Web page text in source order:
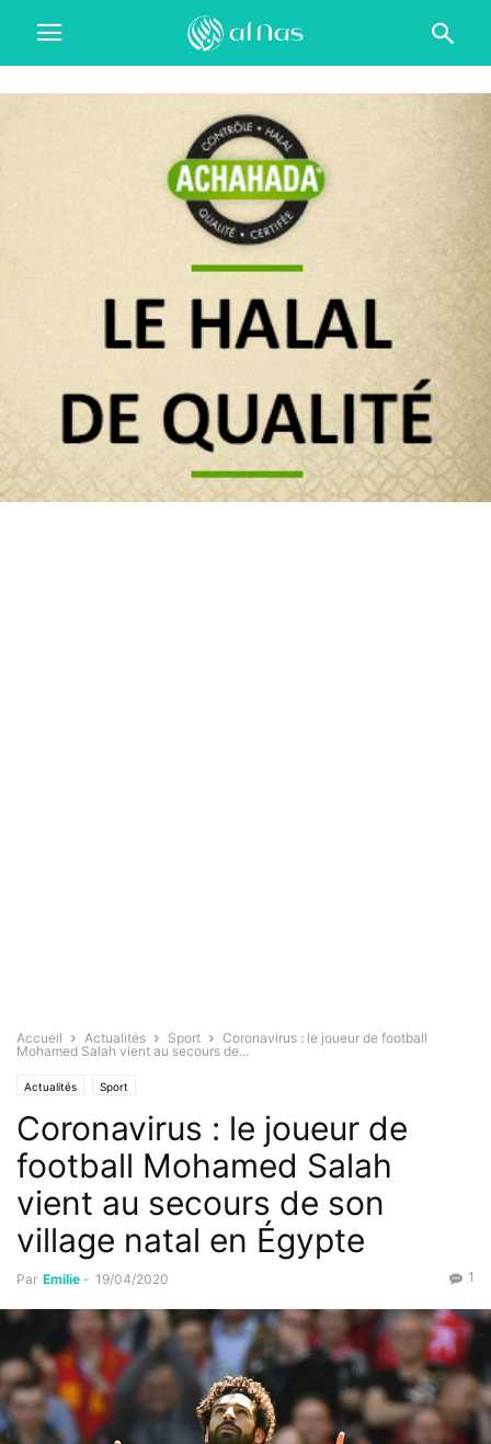
Accueil Actualités Sport
Coronavirus : le joueur de football
Mohamed Salah vient au secours de...
Actualités Sport
Coronavirus : le joueur de
football Mohamed Salah
vient au secours de son
village natal en Égypte
Par Emilie - 19/04/2020 1